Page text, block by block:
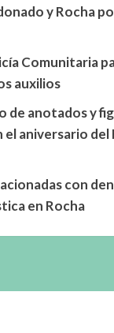
y Rocha
Comunitaria
auxilios
de anotados y
aniversario del
con
en Rocha